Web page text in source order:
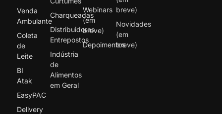
Venda
Ambulante
Coleta
de
Leite
BI
Atak
EasyPAC
Delivery
Charqueadas
Distribuidores
Entrepostos
Indústria
de
Alimentos
em Geral
Webinars
(em
breve)
Depoimentos
breve)
Novidades
(em
breve)